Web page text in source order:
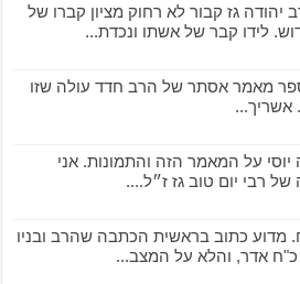
יהודה גז קבור לא רחוק מציון קברו של
לידו קבר של אשתו ונכדת...
מאמר אסתר של הרב חדד עולה שזו
אשריך...
יוסי על המאמר הזה והתמונות. אני
רבי יום טוב גז ז״ל....
מדוע כתוב בראשית הכתבה שהרב ובניו
כ"ח אדר, והלא על המצב...